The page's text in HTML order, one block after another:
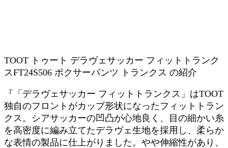
TOOT トゥート デラヴェサッカー フィットトランク
スFT24S506 ボクサーパンツ トランクス の紹介
『「デラヴェサッカー フィットトランクス」はTOOT
独自のフロントがカップ形状になったフィットトラン
クス。シアサッカーの凹凸が心地良く、目の細かい糸
を高密度に編み立てたデラヴェ生地を採用し、柔らか
な表情の製品に仕上がりました。やや伸縮性があり、